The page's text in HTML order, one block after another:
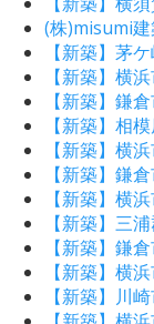
(株)misumi
【新築】茅
【新築】横
【新築】鎌
【新築】相
【新築】横
【新築】鎌
【新築】横
【新築】三
【新築】鎌
【新築】横
【新築】川